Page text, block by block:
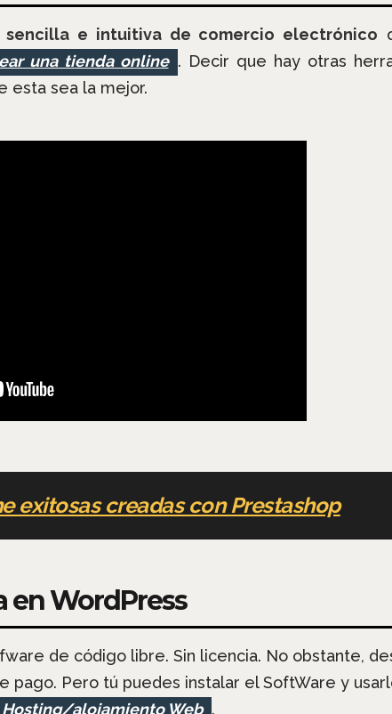
e intuitiva de comercio electrónico
una tienda online . Decir que hay otras
esta sea la mejor.
exitosas creadas con Prestashop
en WordPress
de código libre. Sin licencia. No obstante,
pago. Pero tú puedes instalar el SoftWare y
alojamiento Web .